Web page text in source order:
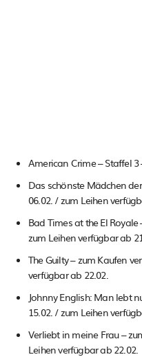
American Crime – Staffel
Das schönste Mädchen
06.02. / zum Leihen
Bad Times at the El
zum Leihen verfügbar ab
The Guilty – zum Kaufen
verfügbar ab 22.02.
Johnny English: Man lebt
15.02. / zum Leihen
Verliebt in meine Frau –
Leihen verfügbar ab 22.02.